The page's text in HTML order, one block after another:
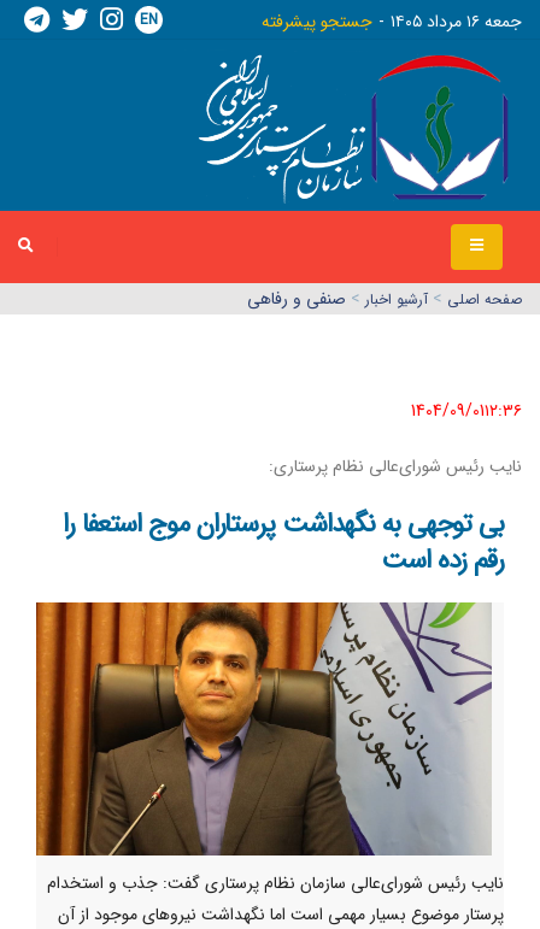
جمعه ١٦ مرداد ١٤٠٥ جستجو پیشرفته EN
صفحه اصلي > آرشیو اخبار > صنفی و رفاهی
1404/09/01١٢:٣٦
نایب‌ رئیس شورای‌عالی نظام پرستاری:
بی توجهی به نگهداشت پرستاران موج استعفا را
رقم زده است
نایب‌ رئیس شورای‌عالی سازمان نظام پرستاری گفت: جذب و استخدام
پرستار موضوع بسیار مهمی است اما نگهداشت نیروهای موجود از آن